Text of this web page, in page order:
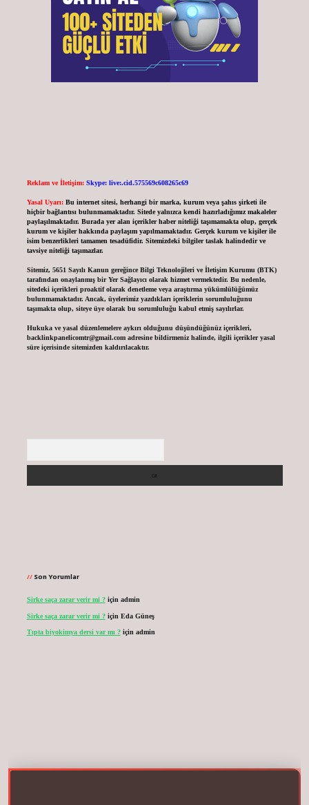
Reklam ve İletişim: Skype: live:.cid.575569c608265c69
Yasal Uyarı: Bu internet sitesi, herhangi bir marka, kurum veya şahıs şirketi ile
hiçbir bağlantısı bulunmamaktadır. Sitede yalnızca kendi hazırladığımız makaleler
paylaşılmaktadır. Burada yer alan içerikler haber niteliği taşımamakta olup, gerçek
kurum ve kişiler hakkında paylaşım yapılmamaktadır. Gerçek kurum ve kişiler ile
isim benzerlikleri tamamen tesadüfidir. Sitemizdeki bilgiler taslak halindedir ve
tavsiye niteliği taşımazlar.
Sitemiz, 5651 Sayılı Kanun gereğince Bilgi Teknolojileri ve İletişim Kurumu (BTK)
tarafından onaylanmış bir Yer Sağlayıcı olarak hizmet vermektedir. Bu nedenle,
sitedeki içerikleri proaktif olarak denetleme veya araştırma yükümlülüğümüz
bulunmamaktadır. Ancak, üyelerimiz yazdıkları içeriklerin sorumluluğunu
taşımakta olup, siteye üye olarak bu sorumluluğu kabul etmiş sayılırlar.
Hukuka ve yasal düzenlemelere aykırı olduğunu düşündüğünüz içerikleri,
backlinkpanelicomtr@gmail.comadresine bildirmeniz halinde, ilgili içerikler yasal
süre içerisinde sitemizden kaldırılacaktır.
Son Yorumlar
Sirke saça zarar verir mi ?için admin
Sirke saça zarar verir mi ?için Eda Güneş
Tıpta biyokimya dersi var mı ?için admin